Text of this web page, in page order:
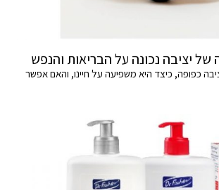
יציבה נכונה על הבריאות והנפש
כפופה, כיצד היא משפיעה על חיינו, והאם אפשר